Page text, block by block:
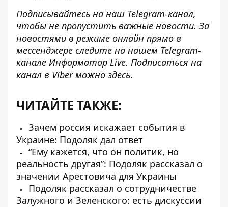
Подписывайтесь на наш Telegram-канал,
чтобы не пропустить важные новости. За
новостями в режиме онлайн прямо в
мессенджере следите на нашем Telegram-
канале Информатор Live. Подписаться на
канал в Viber можно здесь.
ЧИТАЙТЕ ТАКЖЕ:
Зачем россия искажает события в
Украине: Подоляк дал ответ
“Ему кажется, что он политик, но
реальность другая”: Подоляк рассказал о
значении Арестовича для Украины
Подоляк рассказал о сотрудничестве
Залужного и Зеленского: есть дискуссии